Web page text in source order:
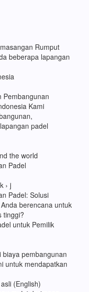
Rumput
beberapa lapangan
Pembangunan
Kami
padel
the world
Padel
› j
Padel: Solusi
berencana untuk
tinggi?
untuk Pemilik
pembangunan
untuk mendapatkan
(English)